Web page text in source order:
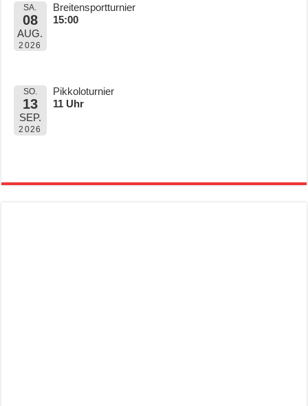
SA.
08
AUG.
2026
Breitensportturnier
15:00
SO.
13
SEP.
2026
Pikkoloturnier
11 Uhr